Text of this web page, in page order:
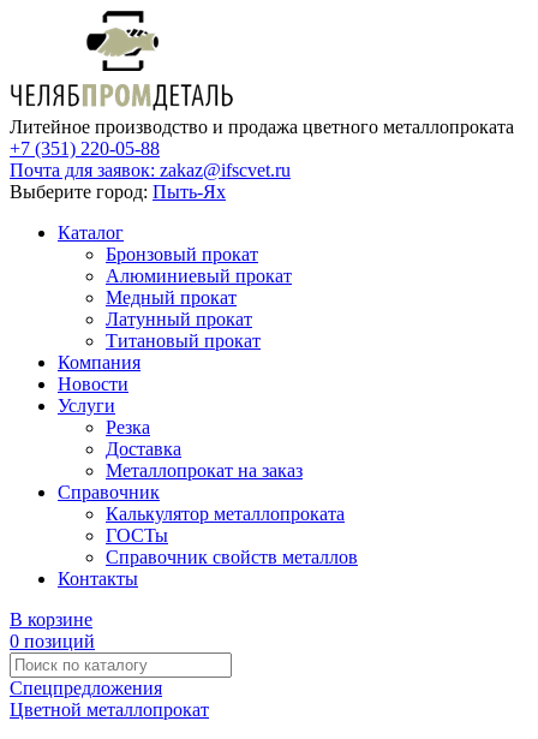
Литейное производство и продажа цветного металлопроката
+7 (351) 220-05-88
Почта для заявок: zakaz@ifscvet.ru
Выберите город: Пыть-Ях
Каталог
Бронзовый прокат
Алюминиевый прокат
Медный прокат
Латунный прокат
Титановый прокат
Компания
Новости
Услуги
Резка
Доставка
Металлопрокат на заказ
Справочник
Калькулятор металлопроката
ГОСТы
Справочник свойств металлов
Контакты
В корзине
0 позиций
Спецпредложения
Цветной металлопрокат